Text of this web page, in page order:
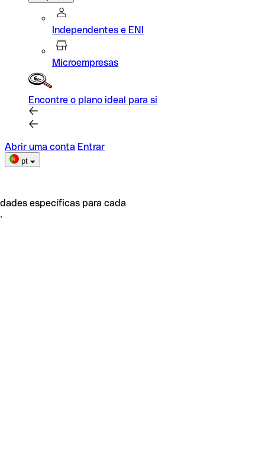
Independentes e ENI
Microempresas
Encontre o plano ideal para si
Abrir uma conta Entrar
pt
específicas para cada